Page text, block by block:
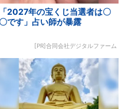
「2027年の宝くじ当選者は〇
〇です」占い師が暴露
[PR]合同会社デジタルファーム